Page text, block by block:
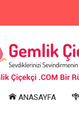
ANASAYFA